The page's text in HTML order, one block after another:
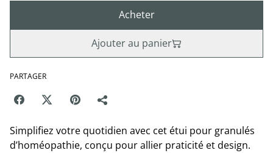
Acheter
Ajouter au panier
PARTAGER
Simplifiez votre quotidien avec cet étui pour granulés
d’homéopathie, conçu pour allier praticité et design.